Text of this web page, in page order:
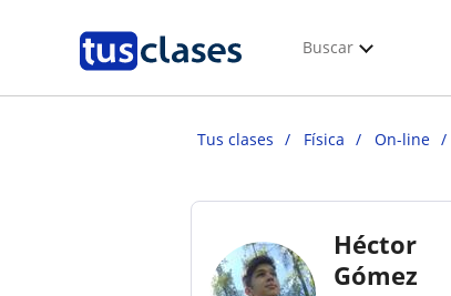
Buscar
Tus clases Física On-line
Héctor
Gómez